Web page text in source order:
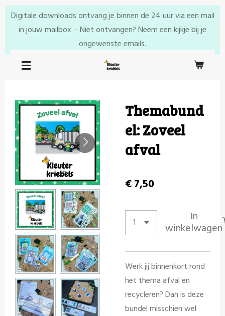
Ga
direct
de
hoofdinhoud
Digitale downloads ontvang je binnen de 24 uur via een mail
in jouw mailbox. - Niet ontvangen? Neem een kijkje bij je
ongewenste emails.
Themabund
el: Zoveel
afval
€ 7,50
In
winkelwagen
Werk jij binnenkort rond
het thema afval en
recycleren? Dan is deze
bundel misschien wel